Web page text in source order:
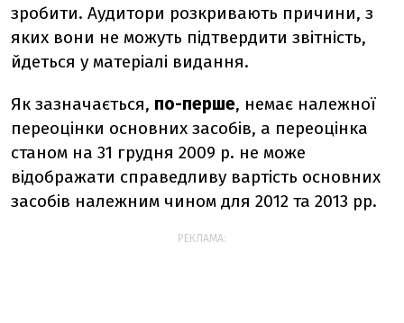
зробити. Аудитори розкривають причини, з
яких вони не можуть підтвердити звітність,
йдеться у матеріалі видання.
Як зазначається, по-перше, немає належної
переоцінки основних засобів, а переоцінка
станом на 31 грудня 2009 р. не може
відображати справедливу вартість основних
засобів належним чином для 2012 та 2013 рр.
РЕКЛАМА: